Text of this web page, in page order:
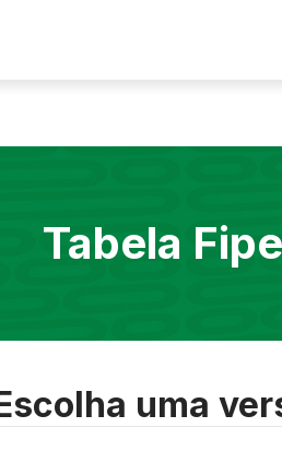
Tabela Fipe
uma